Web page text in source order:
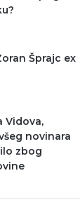
Šprajc ex
Vidova,
novinara
zbog